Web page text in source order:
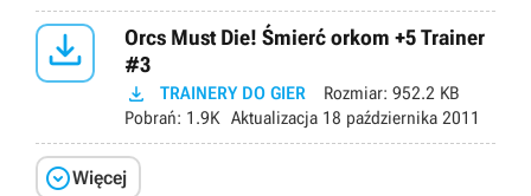

Orcs Must Die! Śmierć orkom +5 Trainer
#3
 TRAINERY DO GIER Rozmiar: 952.2 KB
Pobrań: 1.9K Aktualizacja 18 października 2011
Więcej